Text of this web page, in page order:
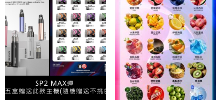
Add to
wishlist
Add to
wishlist